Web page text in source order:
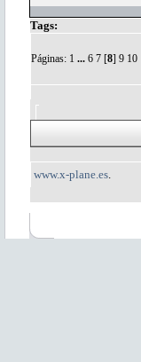
Tags:
Páginas: 1 ... 6 7 [8] 9 10
www.x-plane.es